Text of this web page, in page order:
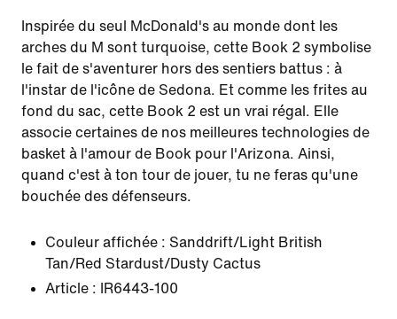
Inspirée du seul McDonald's au monde dont les
arches du M sont turquoise, cette Book 2 symbolise
le fait de s'aventurer hors des sentiers battus : à
l'instar de l'icône de Sedona. Et comme les frites au
fond du sac, cette Book 2 est un vrai régal. Elle
associe certaines de nos meilleures technologies de
basket à l'amour de Book pour l'Arizona. Ainsi,
quand c'est à ton tour de jouer, tu ne feras qu'une
bouchée des défenseurs.
Couleur affichée : Sanddrift/Light British
Tan/Red Stardust/Dusty Cactus
Article :
IR6443-100